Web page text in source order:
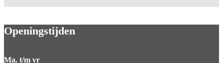
Openingstijden
Ma. t/m vr